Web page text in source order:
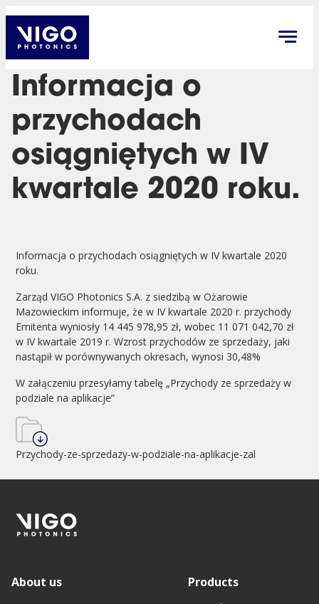
Informacja o
przychodach
osiągniętych w IV
kwartale 2020 roku.
Informacja o przychodach osiągniętych w IV kwartale 2020
roku.
Zarząd VIGO Photonics S.A. z siedzibą w Ożarowie
Mazowieckim informuje, że w IV kwartale 2020 r. przychody
Emitenta wyniosły 14 445 978,95 zł, wobec 11 071 042,70 zł
w IV kwartale 2019 r. Wzrost przychodów ze sprzedaży, jaki
nastąpił w porównywanych okresach, wynosi 30,48%
W załączeniu przesyłamy tabelę „Przychody ze sprzedaży w
podziale na aplikacje”
Przychody-ze-sprzedazy-w-podziale-na-aplikacje-zal
About us Products